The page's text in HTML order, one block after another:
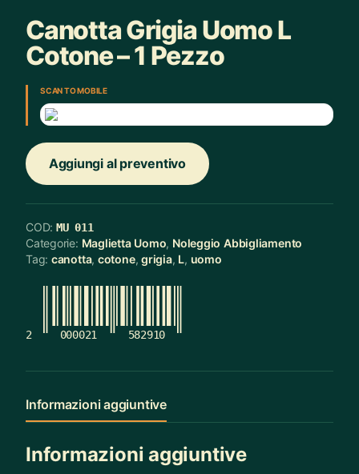
Canotta Grigia Uomo L
Cotone – 1 Pezzo
SCAN TO MOBILE
Aggiungi al preventivo
COD: MU 011
Categorie: Maglietta Uomo, Noleggio Abbigliamento
Tag: canotta, cotone,grigia, L, uomo
2 000021 582910
Informazioni aggiuntive
Informazioni aggiuntive